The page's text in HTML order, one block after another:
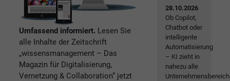
Umfassend informiert. Lesen Sie
alle Inhalte der Zeitschrift
„wissensmanagement – Das
Magazin für Digitalisierung,
Vernetzung & Collaboration“ jetzt
28.10.2026
Ob Copilot,
Chatbot oder
intelligente
Automatisierung
– KI zieht in
nahezu alle